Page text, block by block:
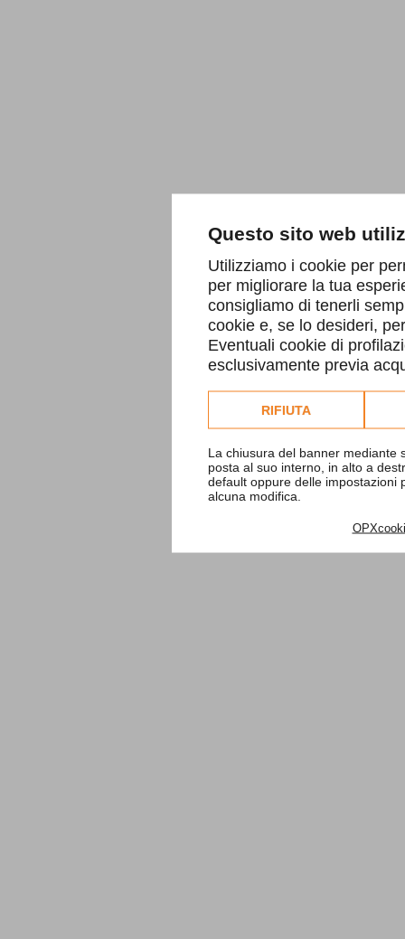
Questo sito web
Utilizziamo i cookie per
per migliorare la tua
consigliamo di tenerli
cookie e, se lo desideri,
Eventuali cookie di
esclusivamente previa
Consulta l'informativa
RIFIUTA
La chiusura del banner mediante
posta al suo interno, in alto a
default oppure delle impostazioni
alcuna modifica.